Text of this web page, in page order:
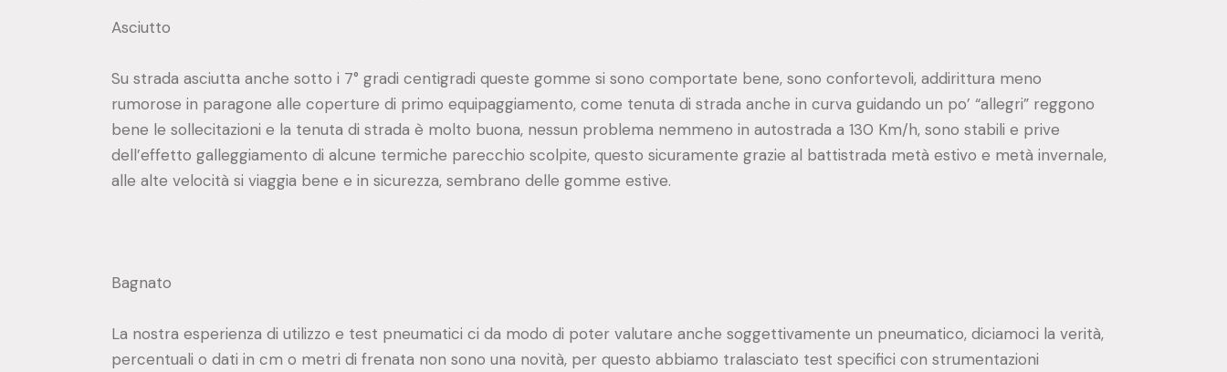
Asciutto
Su strada asciutta anche sotto i 7° gradi centigradi queste gomme si sono comportate bene, sono confortevoli, addirittura meno
rumorose in paragone alle coperture di primo equipaggiamento, come tenuta di strada anche in curva guidando un po’ “allegri” reggono
bene le sollecitazioni e la tenuta di strada è molto buona, nessun problema nemmeno in autostrada a 130 Km/h, sono stabili e prive
dell’effetto galleggiamento di alcune termiche parecchio scolpite, questo sicuramente grazie al battistrada metà estivo e metà invernale,
alle alte velocità si viaggia bene e in sicurezza, sembrano delle gomme estive.
Bagnato
La nostra esperienza di utilizzo e test pneumatici ci da modo di poter valutare anche soggettivamente un pneumatico, diciamoci la verità,
percentuali o dati in cm o metri di frenata non sono una novità, per questo abbiamo tralasciato test specifici con strumentazioni